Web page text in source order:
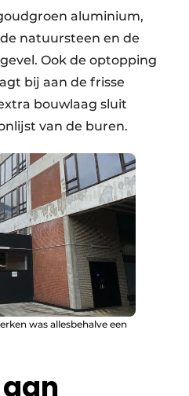
aluminium,
natuursteen en de
Ook de optopping
bij aan de frisse
bouwlaag sluit
van de buren.
was allesbehalve een